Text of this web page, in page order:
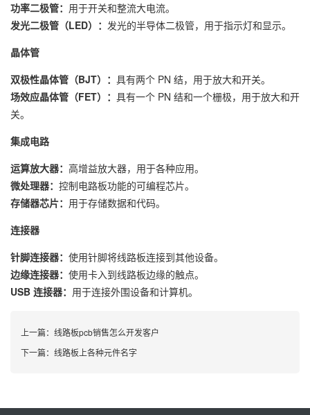
功率二极管： 用于开关和整流大电流。
发光二极管（LED）： 发光的半导体二极管，用于指示灯和显示。
晶体管
双极性晶体管（BJT）： 具有两个 PN 结，用于放大和开关。
场效应晶体管（FET）： 具有一个 PN 结和一个栅极，用于放大和开
关。
集成电路
运算放大器： 高增益放大器，用于各种应用。
微处理器： 控制电路板功能的可编程芯片。
存储器芯片： 用于存储数据和代码。
连接器
针脚连接器： 使用针脚将线路板连接到其他设备。
边缘连接器： 使用卡入到线路板边缘的触点。
USB 连接器： 用于连接外围设备和计算机。
上一篇： 线路板pcb销售怎么开发客户
下一篇： 线路板上各种元件名字